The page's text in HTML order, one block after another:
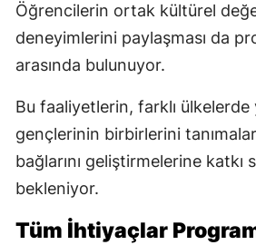
Öğrencilerin ortak kültürel
deneyimlerini paylaşması da
arasında bulunuyor.
Bu faaliyetlerin, farklı ülkelerde
gençlerinin birbirlerini
bağlarını geliştirmelerine katkı
bekleniyor.
Tüm İhtiyaçlar